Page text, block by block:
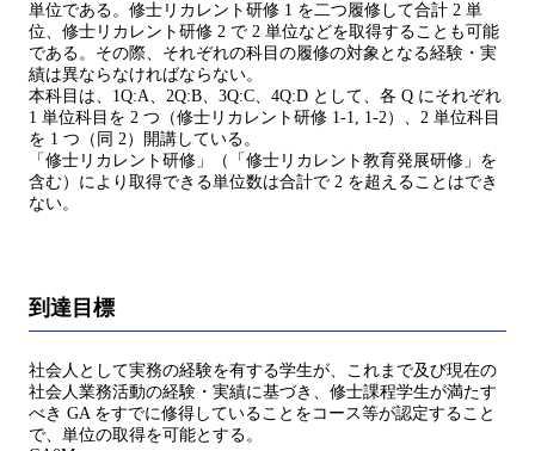
単位である。修士リカレント研修 1 を二つ履修して合計 2 単
位、修士リカレント研修 2 で 2 単位などを取得することも可能
である。その際、それぞれの科目の履修の対象となる経験・実
績は異ならなければならない。
本科目は、1Q:A、2Q:B、3Q:C、4Q:D として、各 Q にそれぞれ
1 単位科目を 2 つ（修士リカレント研修 1-1, 1-2）、2 単位科目
を 1 つ（同 2）開講している。
「修士リカレント研修」（「修士リカレント教育発展研修」を
含む）により取得できる単位数は合計で 2 を超えることはでき
ない。
到達目標
社会人として実務の経験を有する学生が、これまで及び現在の
社会人業務活動の経験・実績に基づき、修士課程学生が満たす
べき GA をすでに修得していることをコース等が認定すること
で、単位の取得を可能とする。